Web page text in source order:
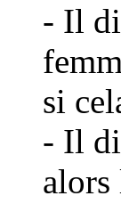
- Il
si
- Il
alors